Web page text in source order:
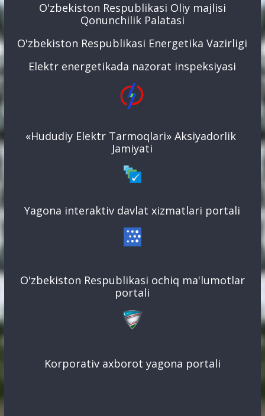
O'zbekiston Respublikasi Oliy majlisi
Qonunchilik Palatasi
O'zbekiston Respublikasi Energetika Vazirligi
Elektr energetikada nazorat inspeksiyasi
«Hududiy Elektr Tarmoqlari» Aksiyadorlik
Jamiyati
Yagona interaktiv davlat xizmatlari portali
O'zbekiston Respublikasi ochiq ma'lumotlar
portali
Korporativ axborot yagona portali